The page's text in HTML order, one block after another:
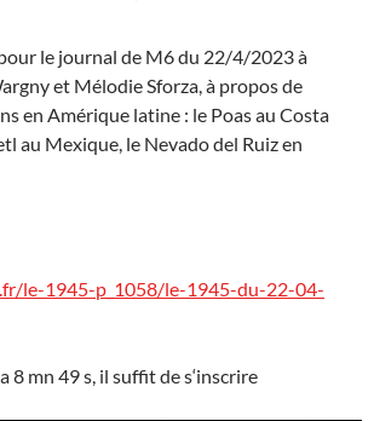
le journal de M6 du 22/4/2023 à
et Mélodie Sforza, à propos de
en Amérique latine : le Poas au Costa
au Mexique, le Nevado del Ruiz en
le-1945-p_1058/le-1945-du-22-04-
8 mn 49 s, il suffit de s‘inscrire